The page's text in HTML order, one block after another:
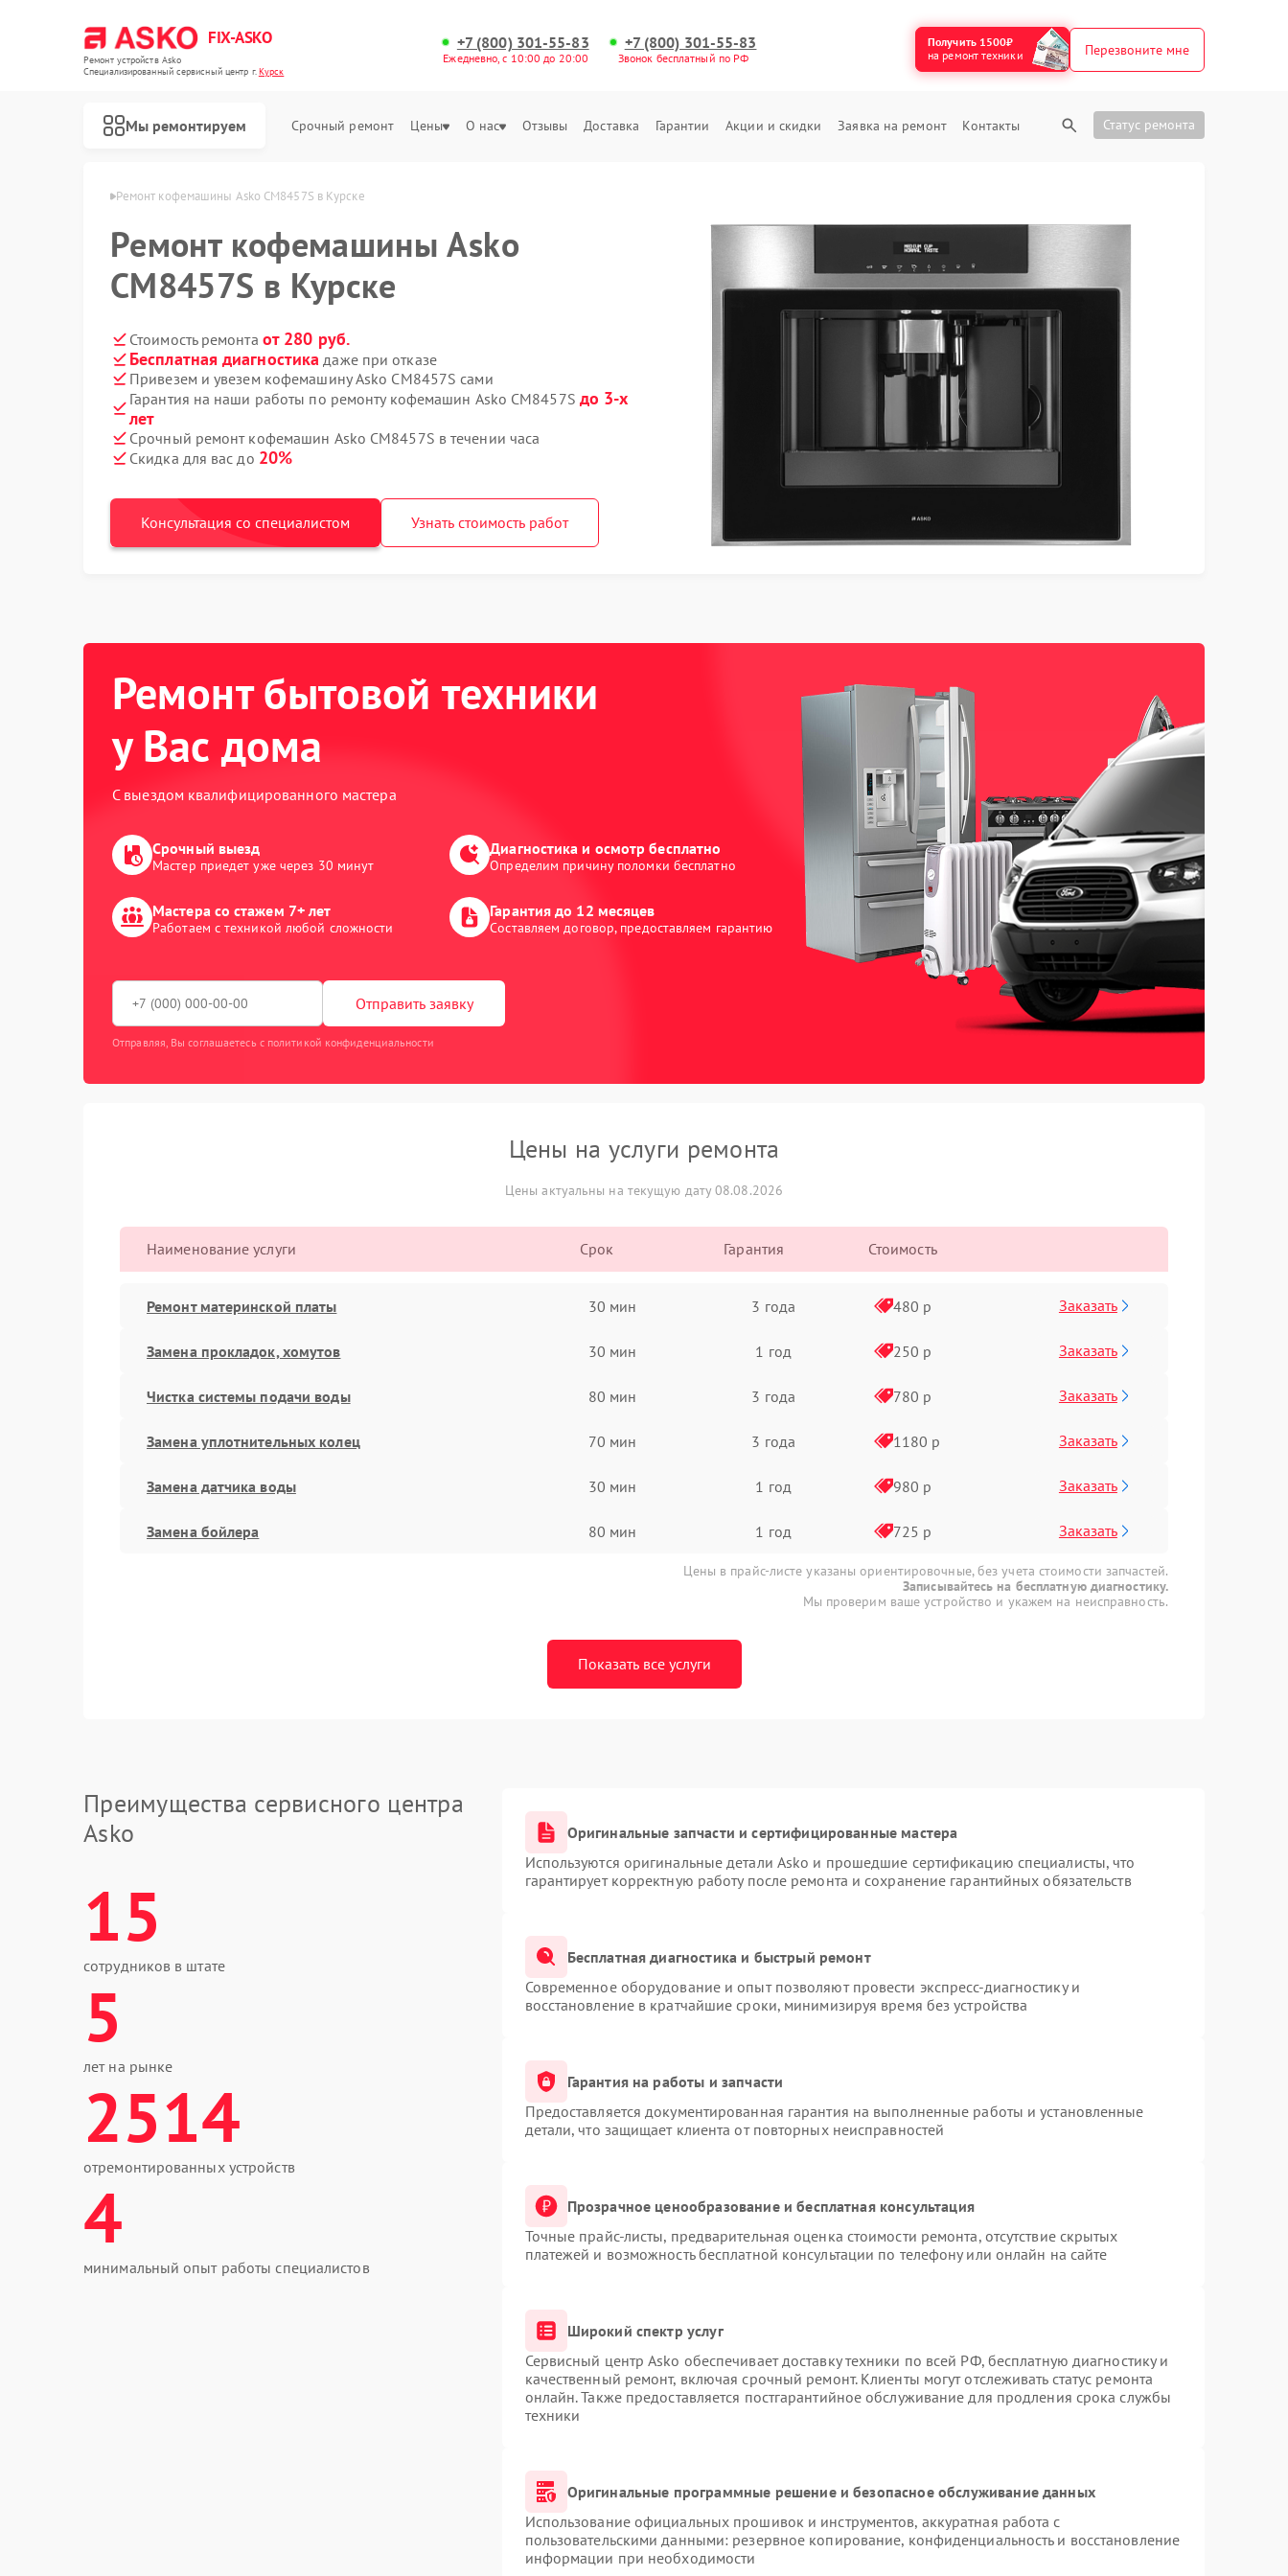
FIX-ASKO
Ремонт устройств Asko
Специализированный cервисный центр г.Курск
+7 (800) 301-55-83
Ежедневно, с 10:00 до 20:00
+7 (800) 301-55-83
Звонок бесплатный по РФ
Получить 1500₽
на ремонт техники
Перезвоните мне
Мы ремонтируем Срочный ремонт Цены О нас Отзывы Доставка Гарантии Акции и скидки Заявка на ремонт Контакты Статус ремонта
Ремонт кофемашины Asko CM8457S в Курске
Ремонт кофемашины Asko
CM8457S в Курске
Стоимость ремонта от 280 руб.
Бесплатная диагностика даже при отказе
Привезем и увезем кофемашину Asko CM8457S сами
Гарантия на наши работы по ремонту кофемашин Asko CM8457S до 3-х
лет
Срочный ремонт кофемашин Asko CM8457S в течении часа
Скидка для вас до 20%
Консультация со специалистом Узнать стоимость работ
Ремонт бытовой техники
у Вас дома
С выездом квалифицированного мастера
Срочный выезд
Мастер приедет уже через 30 минут
Диагностика и осмотр бесплатно
Определим причину поломки бесплатно
Мастера со стажем 7+ лет
Работаем с техникой любой сложности
Гарантия до 12 месяцев
Составляем договор, предоставляем гарантию
Отправить заявку
Отправляя, Вы соглашаетесь с политикой конфиденциальности
Цены на услуги ремонта
Цены актуальны на текущую дату 08.08.2026
Наименование услуги Срок Гарантия Стоимость
Ремонт материнской платы 30 мин 3 года 480 р Заказать
Замена прокладок, хомутов 30 мин 1 год 250 р Заказать
Чистка системы подачи воды 80 мин 3 года 780 р Заказать
Замена уплотнительных колец 70 мин 3 года 1180 р Заказать
Замена датчика воды 30 мин 1 год 980 р Заказать
Замена бойлера 80 мин 1 год 725 р Заказать
Цены в прайс-листе указаны ориентировочные, без учета стоимости запчастей.
Записывайтесь на бесплатную диагностику.
Мы проверим ваше устройство и укажем на неисправность.
Показать все услуги
Преимущества сервисного центра
Asko
15
сотрудников в штате
5
лет на рынке
2514
отремонтированных устройств
4
минимальный опыт работы специалистов
Оригинальные запчасти и сертифицированные мастера
Используются оригинальные детали Asko и прошедшие сертификацию специалисты, что
гарантирует корректную работу после ремонта и сохранение гарантийных обязательств
Бесплатная диагностика и быстрый ремонт
Современное оборудование и опыт позволяют провести экспресс-диагностику и
восстановление в кратчайшие сроки, минимизируя время без устройства
Гарантия на работы и запчасти
Предоставляется документированная гарантия на выполненные работы и установленные
детали, что защищает клиента от повторных неисправностей
Прозрачное ценообразование и бесплатная консультация
Точные прайс-листы, предварительная оценка стоимости ремонта, отсутствие скрытых
платежей и возможность бесплатной консультации по телефону или онлайн на сайте
Широкий спектр услуг
Сервисный центр Asko обеспечивает доставку техники по всей РФ, бесплатную диагностику и
качественный ремонт, включая срочный ремонт. Клиенты могут отслеживать статус ремонта
онлайн. Также предоставляется постгарантийное обслуживание для продления срока службы
техники
Оригинальные программные решение и безопасное обслуживание данных
Использование официальных прошивок и инструментов, аккуратная работа с
пользовательскими данными: резервное копирование, конфиденциальность и восстановление
информации при необходимости